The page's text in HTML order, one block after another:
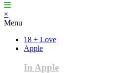
×
Menu
18 + Love
Apple
In Apple